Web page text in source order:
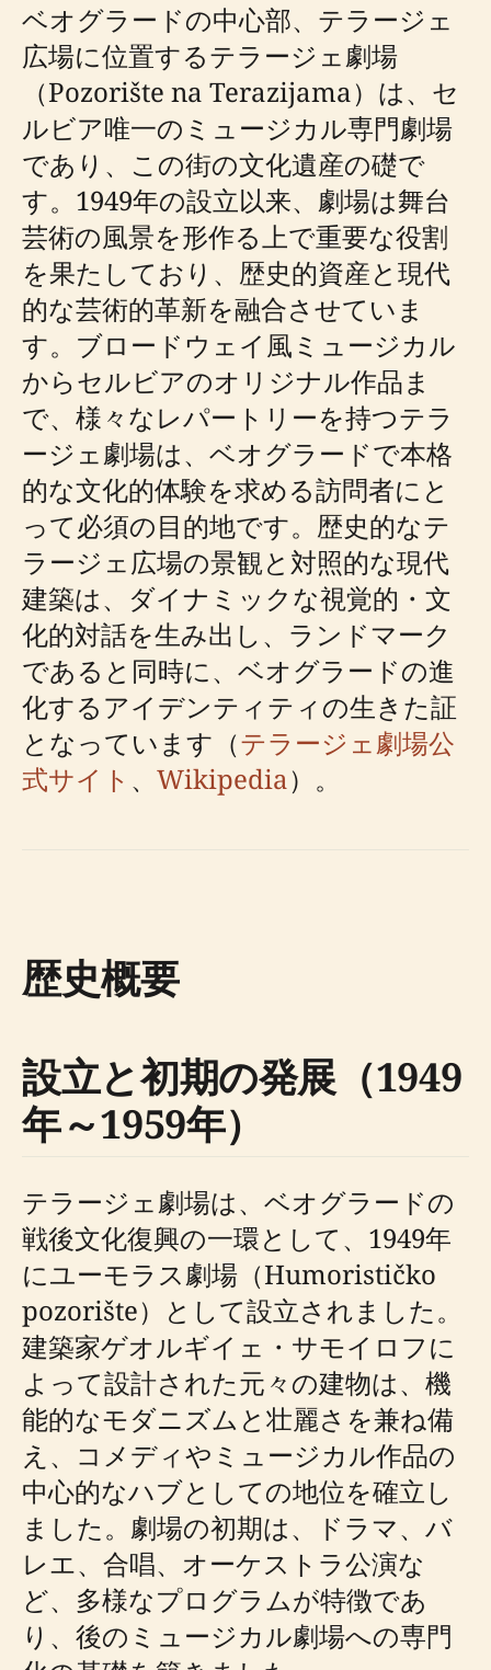
ベオグラードの中心部、テラージェ
広場に位置するテラージェ劇場
（Pozorište na Terazijama）は、セ
ルビア唯一のミュージカル専門劇場
であり、この街の文化遺産の礎で
す。1949年の設立以来、劇場は舞台
芸術の風景を形作る上で重要な役割
を果たしており、歴史的資産と現代
的な芸術的革新を融合させていま
す。ブロードウェイ風ミュージカル
からセルビアのオリジナル作品ま
で、様々なレパートリーを持つテラ
ージェ劇場は、ベオグラードで本格
的な文化的体験を求める訪問者にと
って必須の目的地です。歴史的なテ
ラージェ広場の景観と対照的な現代
建築は、ダイナミックな視覚的・文
化的対話を生み出し、ランドマーク
であると同時に、ベオグラードの進
化するアイデンティティの生きた証
となっています（テラージェ劇場公
式サイト 、 Wikipedia）。
歴史概要
設立と初期の発展（1949
年～1959年）
テラージェ劇場は、ベオグラードの
戦後文化復興の一環として、1949年
にユーモラス劇場（Humorističko
pozorište）として設立されました。
建築家ゲオルギイェ・サモイロフに
よって設計された元々の建物は、機
能的なモダニズムと壮麗さを兼ね備
え、コメディやミュージカル作品の
中心的なハブとしての地位を確立し
ました。劇場の初期は、ドラマ、バ
レエ、合唱、オーケストラ公演な
ど、多様なプログラムが特徴であ
り、後のミュージカル劇場への専門